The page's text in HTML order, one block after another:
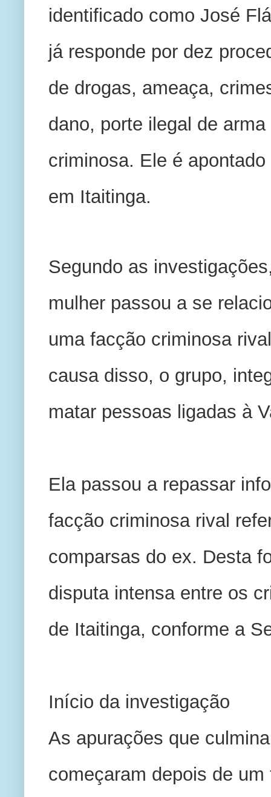
identificado como José
já responde por dez
de drogas, ameaça,
dano, porte ilegal de
criminosa. Ele é
em Itaitinga.
Segundo as
mulher passou a se
uma facção criminosa
causa disso, o grupo,
matar pessoas ligadas à
Ela passou a repassar
facção criminosa rival
comparsas do ex. Desta
disputa intensa entre os
de Itaitinga, conforme a
Início da investigação
As apurações que
começaram depois de